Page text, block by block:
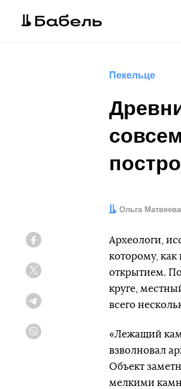
Пекельце
Автор:
Ольга Матвеева
Археологи,
которому,
открытием.
круге,
всего
«Лежащий
взволновал
Объект
мелкими